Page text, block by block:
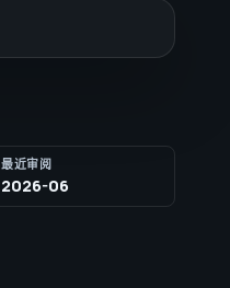
最近审阅
2026-06